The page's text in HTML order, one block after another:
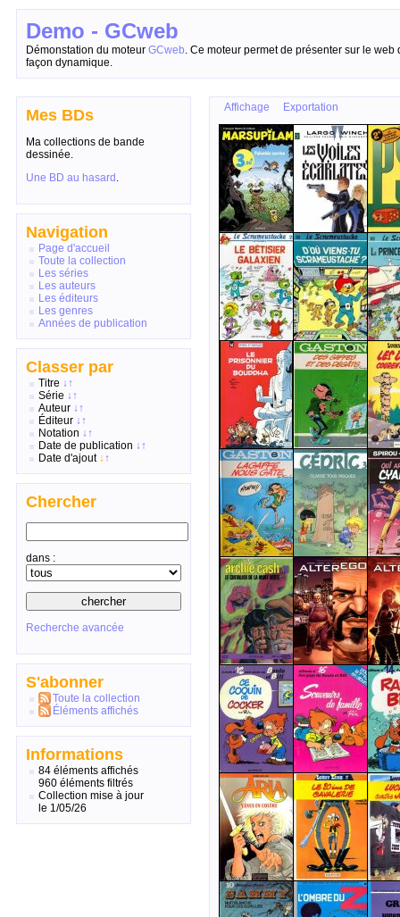
Demo - GCweb
Démonstation du moteur GCweb. Ce moteur permet de présenter sur le
façon dynamique.
Mes BDs
Ma collections de bande
dessinée.
Une BD au hasard .
Navigation
Page d'accueil
Toute la collection
Les séries
Les auteurs
Les éditeurs
Les genres
Années de publication
Classer par
Titre ↓↑
Série ↓↑
Auteur ↓↑
Éditeur ↓↑
Notation ↓↑
Date de publication ↓↑
Date d'ajout ↓↑
Chercher
dans :
Recherche avancée
S'abonner
Toute la collection
Éléments affichés
Informations
84 éléments affichés
960 éléments filtrés
Collection mise à jour
le 1/05/26
Affichage Exportation